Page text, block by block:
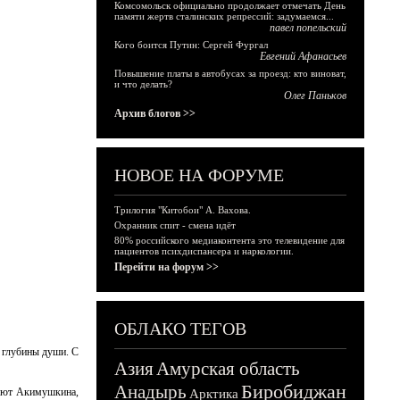
глубины души. С
Акимушкина,
Комсомольск официально продолжает отмечать День
памяти жертв сталинских репрессий: задумаемся...
павел попельский
Кого боится Путин: Сергей Фургал
Евгений Афанасьев
Повышение платы в автобусах за проезд: кто виноват,
и что делать?
Олег Паньков
Архив блогов >>
НОВОЕ НА ФОРУМЕ
Трилогия "Китобои" А. Вахова.
Охранник спит - смена идёт
80% российского медиаконтента это телевидение для
пациентов психдиспансера и наркологии.
Перейти на форум >>
ОБЛАКО ТЕГОВ
АзияАмурская область
Анадырь Арктика Биробиджан